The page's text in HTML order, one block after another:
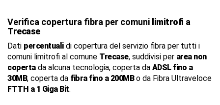
Verifica copertura fibra per comuni limitrofi a
Trecase
Dati percentualidi copertura del servizio fibra per tutti i
comuni limitrofi al comune Trecase, suddivisi per area non
copertada alcuna tecnologia, coperta da ADSL fino a
30MB, coperta da fibra fino a 200MBo da Fibra Ultraveloce
FTTH a 1 Giga Bit.